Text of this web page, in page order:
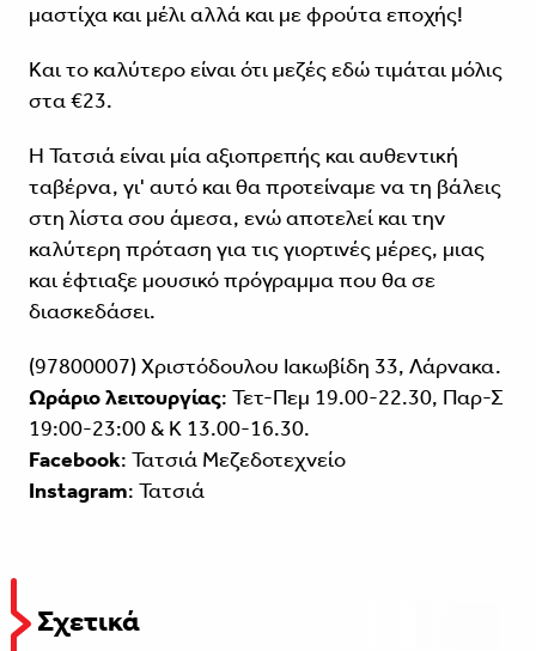
μαστίχα και μέλι αλλά και με φρούτα εποχής!
Και το καλύτερο είναι ότι μεζές εδώ τιμάται μόλις
στα €23.
Η Τατσιά είναι μία αξιοπρεπής και αυθεντική
ταβέρνα, γι' αυτό και θα προτείναμε να τη βάλεις
στη λίστα σου άμεσα, ενώ αποτελεί και την
καλύτερη πρόταση για τις γιορτινές μέρες, μιας
και έφτιαξε μουσικό πρόγραμμα που θα σε
διασκεδάσει.
(97800007) Χριστόδουλου Ιακωβίδη 33, Λάρνακα.
Ωράριο λειτουργίας: Τετ-Πεμ 19.00-22.30, Παρ-Σ
19:00-23:00 & K 13.00-16.30.
Facebook: Τατσιά Μεζεδοτεχνείο
Instagram: Τατσιά
Σχετικά